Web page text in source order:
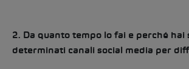
2. Da quanto tempo lo fai e perché hai
determinati canali social media per